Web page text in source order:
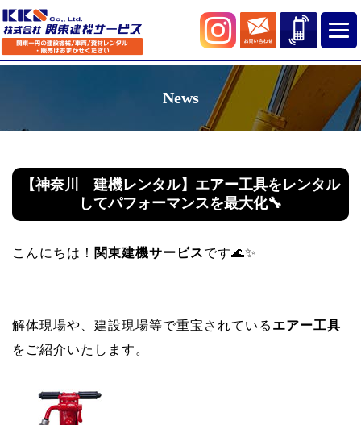
News
【神奈川 建機レンタル】エアー工具をレンタル
してパフォーマンスを最大化🔧
こんにちは！ 関東建機サービスです🌊✨
解体現場や、建設現場等で重宝されている エアー工具
をご紹介いたします。